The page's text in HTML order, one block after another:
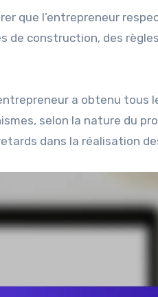
que l’entrepreneur
de construction, des
a obtenu tous
selon la nature du
dans la réalisation